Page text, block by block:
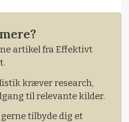
træer.
artikel fra Effektivt
kræver research,
til relevante kilder.
tilbyde dig et